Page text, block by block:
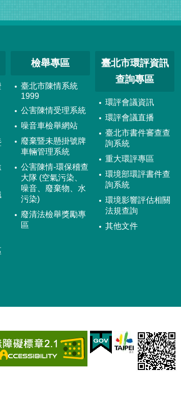
檢舉專區
臺北市陳情系統
1999
公害陳情受理系統
噪音車檢舉網站
廢棄暨未懸掛號牌
車輛管理系統
公害陳情-環保稽查
大隊 (空氣污染、
噪音、廢棄物、水
污染)
廢清法檢舉獎勵專
區
臺北市環評資訊
查詢專區
環評會議資訊
環評會議直播
臺北市書件審查查
詢系統
重大環評專區
環境部環評書件查
詢系統
環境影響評估相關
法規查詢
其他文件